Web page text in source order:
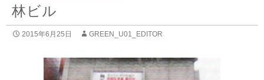
林ビル
2015年6月25日 GREEN_U01_EDITOR